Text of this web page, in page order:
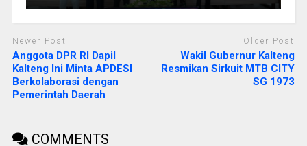
Newer Post
Anggota DPR RI Dapil
Kalteng Ini Minta APDESI
Berkolaborasi dengan
Pemerintah Daerah
Older Post
Wakil Gubernur Kalteng
Resmikan Sirkuit MTB CITY
SG 1973
COMMENTS